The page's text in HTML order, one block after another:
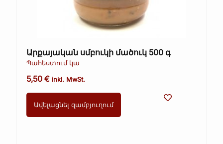
Արքայական սմբուկի մածուկ 500 գ
Պահեստում կա
5,50€ inkl. MwSt.
Ավելացնել զամբյուղում